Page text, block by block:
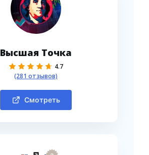
Высшая Точка
4.7
(281 отзывов)
Смотреть